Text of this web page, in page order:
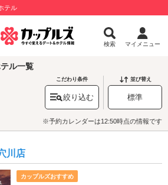
テル
検索 マイメニュー
ル一覧
こだわり条件
絞り込む
並び替え
標準
※予約カレンダーは12:50時点の情報です
川店
カップルズおすすめ